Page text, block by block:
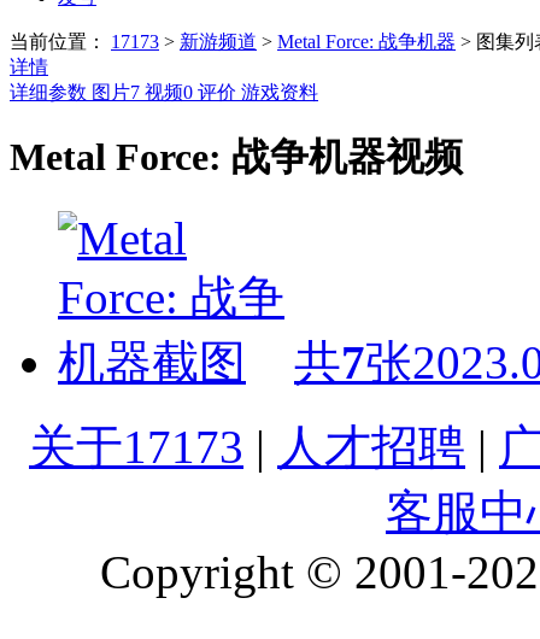
当前位置： 17173 > 新游频道 > Metal Force: 战争机器 > 图集列
详情
详细参数 图片7 视频0 评价 游戏资料
Metal Force: 战争机器视频
共7张
关于17173 | 人才招聘 |
客服中
Copyright © 2001-